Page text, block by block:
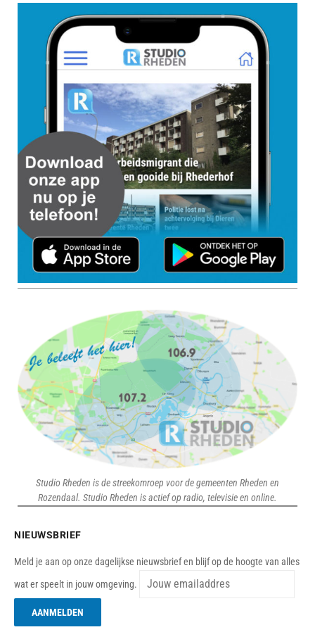
Studio Rheden is de streekomroep voor de gemeenten Rheden en
Rozendaal. Studio Rheden is actief op radio, televisie en online.
NIEUWSBRIEF
Meld je aan op onze dagelijkse nieuwsbrief en blijf op de hoogte van alles
wat er speelt in jouw omgeving.